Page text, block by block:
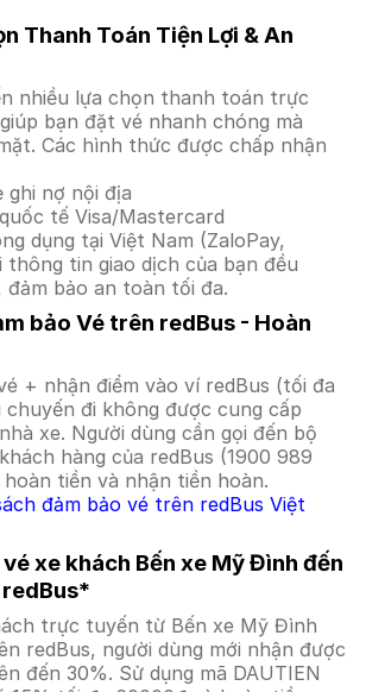
Thanh Toán Tiện Lợi & An
nhiều lựa chọn thanh toán trực
bạn đặt vé nhanh chóng mà
Các hình thức được chấp nhận
ghi nợ nội địa
tế Visa/Mastercard
dụng tại Việt Nam (ZaloPay,
thông tin giao dịch của bạn đều
đảm bảo an toàn tối đa.
bảo Vé trên redBus - Hoàn
+ nhận điểm vào ví redBus (tối đa
chuyến đi không được cung cấp
xe. Người dùng cần gọi đến bộ
hàng của redBus (1900 989
tiền và nhận tiền hoàn.
đảm bảo vé trên redBus Việt
xe khách Bến xe Mỹ Đình đến
trực tuyến từ Bến xe Mỹ Đình
redBus, người dùng mới nhận được
đến 30%. Sử dụng mã DAUTIEN